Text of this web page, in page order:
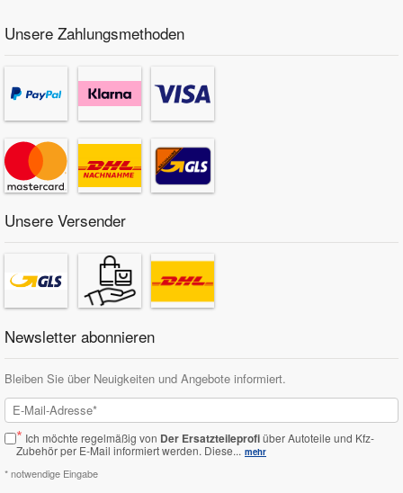
Unsere Zahlungsmethoden
Unsere Versender
Newsletter abonnieren
Bleiben Sie über Neuigkeiten und Angebote informiert.
* Ich möchte regelmäßig von Der Ersatzteileprofiüber Autoteile und Kfz-
Zubehör per E-Mail informiert werden. Diese... mehr
* notwendige Eingabe